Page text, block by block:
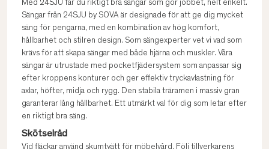
Med 24SJU får du riktigt bra sängar som gör jobbet, helt enkelt.
Sängar från 24SJU by SOVA är designade för att ge dig mycket
säng för pengarna, med en kombination av hög komfort,
hållbarhet och stilren design. Som sängexperter vet vi vad som
krävs för att skapa sängar med både hjärna och muskler. Våra
sängar är utrustade med pocketfjädersystem som anpassar sig
efter kroppens konturer och ger effektiv tryckavlastning för
axlar, höfter, midja och rygg. Den stabila träramen i massiv gran
garanterar lång hållbarhet. Ett utmärkt val för dig som letar efter
en riktigt bra säng.
Skötselråd
Vid fläckar använd skumtvätt för möbelvård. Följ tillverkarens